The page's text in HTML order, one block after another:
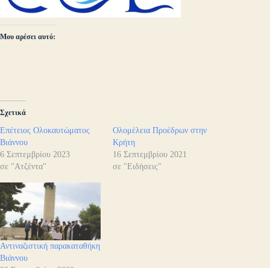
Μου αρέσει αυτό:
Σχετικά
Επέτειος Ολοκαυτώματος
Βιάννου
6 Σεπτεμβρίου 2023
σε "Ατζέντα"
Ολομέλεια Προέδρων στην
Κρήτη
16 Σεπτεμβρίου 2021
σε "Ειδήσεις"
Αντιναζιστική παρακαταθήκη
Βιάννου